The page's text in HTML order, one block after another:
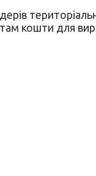
кошти для